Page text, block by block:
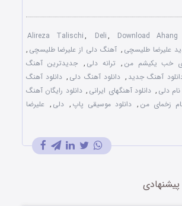
Alireza Talischi, Deli, Download
علیرضا طلیسچی , آهنگ دلی از علیرضا طلیسچی ,
خب یکیشم من , ترانه دلی , جدیدترین آهنگ
آهنگ جدید , دانلود آهنگ دلی , دانلود آهنگ
دلی , دانلود آهنگهای ایرانی , دانلود رایگان آهنگ
زخمای من , دانلود موسیقی پاپ , دلی , علیرضا